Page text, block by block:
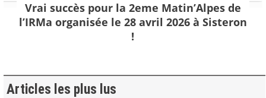
Vrai succès pour la 2eme Matin’Alpes de
l’IRMa organisée le 28 avril 2026 à Sisteron
!
Articles les plus lus